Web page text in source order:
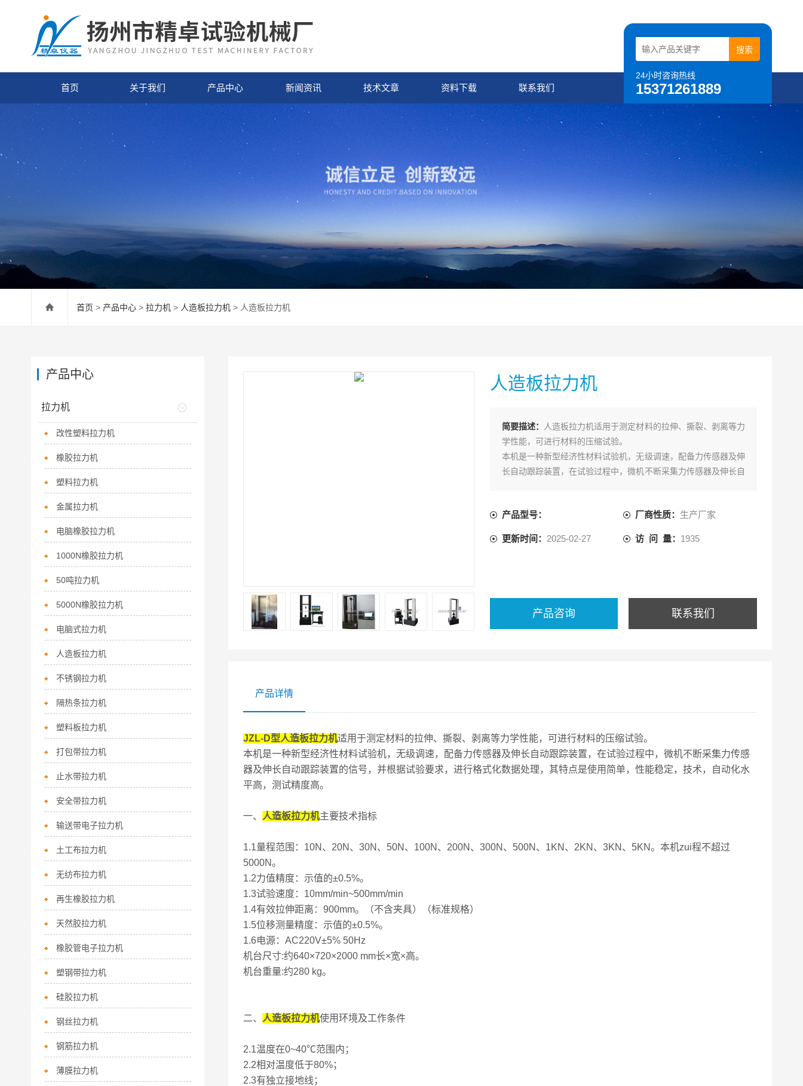
24小时咨询热线
15371261889
首页 关于我们 产品中心 新闻资讯 技术文章 资料下载 联系我们
首页 > 产品中心 > 拉力机 > 人造板拉力机 > 人造板拉力机
人造板拉力机
简要描述：
人造板拉力机适用于测定材料的拉伸、撕裂、剥离等力
学性能，可进行材料的压缩试验。
本机是一种新型经济性材料试验机，无级调速，配备力传感器及伸
长自动跟踪装置，在试验过程中，微机不断采集力传感器及伸长自
产品型号： 厂商性质： 生产厂家
更新时间： 2025-02-27 访 问 量： 1935
产品咨询 联系我们
产品详情
JZL-D型人造板拉力机适用于测定材料的拉伸、撕裂、剥离等力学性能，可进行材料的压缩试验。
本机是一种新型经济性材料试验机，无级调速，配备力传感器及伸长自动跟踪装置，在试验过程中，微机不断采集力传感
器及伸长自动跟踪装置的信号，并根据试验要求，进行格式化数据处理，其特点是使用简单，性能稳定，技术，自动化水
平高，测试精度高。
一、 人造板拉力机主要技术指标
1.1量程范围：10N、20N、30N、50N、100N、200N、300N、500N、1KN、2KN、3KN、5KN。本机zui程不超过
5000N。
1.2力值精度：示值的±0.5%。
1.3试验速度：10mm/min~500mm/min
1.4有效拉伸距离：900mm。（不含夹具）（标准规格）
1.5位移测量精度：示值的±0.5%。
1.6电源：AC220V±5% 50Hz
机台尺寸:约640×720×2000 mm长×宽×高。
机台重量:约280 kg。
二、 人造板拉力机使用环境及工作条件
2.1温度在0~40℃范围内；
2.2相对温度低于80%；
2.3有独立接地线；
产品中心
拉力机
改性塑料拉力机
橡胶拉力机
塑料拉力机
金属拉力机
电脑橡胶拉力机
1000N橡胶拉力机
50吨拉力机
5000N橡胶拉力机
电脑式拉力机
人造板拉力机
不锈钢拉力机
隔热条拉力机
塑料板拉力机
打包带拉力机
止水带拉力机
安全带拉力机
输送带电子拉力机
土工布拉力机
无纺布拉力机
再生橡胶拉力机
天然胶拉力机
橡胶管电子拉力机
塑钢带拉力机
硅胶拉力机
钢丝拉力机
钢筋拉力机
薄膜拉力机